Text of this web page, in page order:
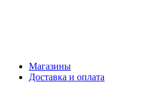
Магазины
Доставка и оплата